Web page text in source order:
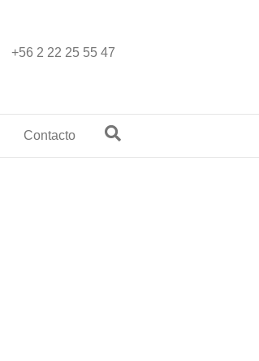
+56 2 22 25 55 47
Contacto